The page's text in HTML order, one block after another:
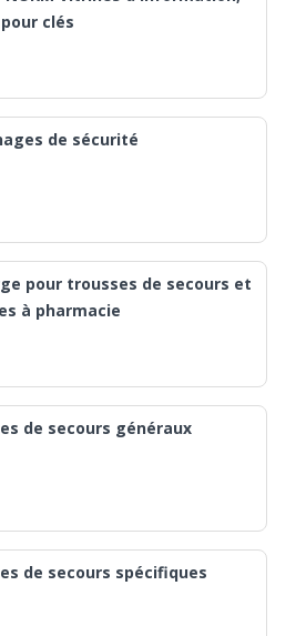
clés
de sécurité
pour trousses de secours et
à pharmacie
de secours généraux
de secours spécifiques